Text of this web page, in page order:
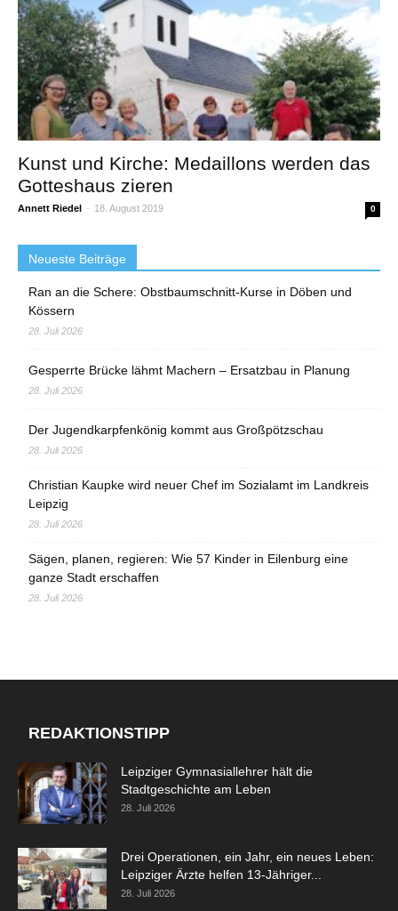
Kunst und Kirche: Medaillons werden das
Gotteshaus zieren
Annett Riedel - 18. August 2019 0
Neueste Beiträge
Ran an die Schere: Obstbaumschnitt-Kurse in Döben und
Kössern
28. Juli 2026
Gesperrte Brücke lähmt Machern – Ersatzbau in Planung
28. Juli 2026
Der Jugendkarpfenkönig kommt aus Großpötzschau
28. Juli 2026
Christian Kaupke wird neuer Chef im Sozialamt im Landkreis
Leipzig
28. Juli 2026
Sägen, planen, regieren: Wie 57 Kinder in Eilenburg eine
ganze Stadt erschaffen
28. Juli 2026
REDAKTIONSTIPP
Leipziger Gymnasiallehrer hält die
Stadtgeschichte am Leben
28. Juli 2026
Drei Operationen, ein Jahr, ein neues Leben:
Leipziger Ärzte helfen 13-Jähriger...
28. Juli 2026